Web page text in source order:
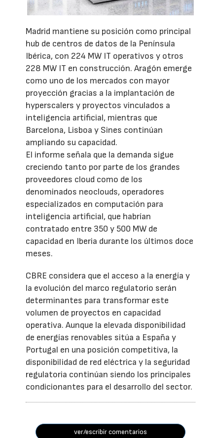
Madrid mantiene su posición como principal
hub de centros de datos de la Península
Ibérica, con 224 MW IT operativos y otros
228 MW IT en construcción. Aragón emerge
como uno de los mercados con mayor
proyección gracias a la implantación de
hyperscalers y proyectos vinculados a
inteligencia artificial, mientras que
Barcelona, Lisboa y Sines continúan
ampliando su capacidad.
El informe señala que la demanda sigue
creciendo tanto por parte de los grandes
proveedores cloud como de los
denominados neoclouds, operadores
especializados en computación para
inteligencia artificial, que habrían
contratado entre 350 y 500 MW de
capacidad en Iberia durante los últimos doce
meses.
CBRE considera que el acceso a la energía y
la evolución del marco regulatorio serán
determinantes para transformar este
volumen de proyectos en capacidad
operativa. Aunque la elevada disponibilidad
de energías renovables sitúa a España y
Portugal en una posición competitiva, la
disponibilidad de red eléctrica y la seguridad
regulatoria continúan siendo los principales
condicionantes para el desarrollo del sector.
ver/escribir comentarios